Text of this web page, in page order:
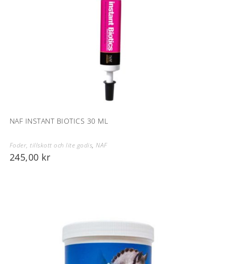
NAF INSTANT BIOTICS 30 ML
Foder, tillskott och lite godis,NAF
245,00 kr